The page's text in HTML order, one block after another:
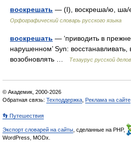
воскрешать — (I), воскреша/ю,
Орфографический словарь русского языка
воскрешать — ‘приводить в
нарушенном’ Syn: восстанавливать,
возобновлять …
Тезаурус русской
© Академик, 2000-2026
Обратная связь: Техподдержка Реклама на сайте
👣 Путешествия
Экспорт словарей на сайты , сделанные на PHP,
WordPress, MODx.